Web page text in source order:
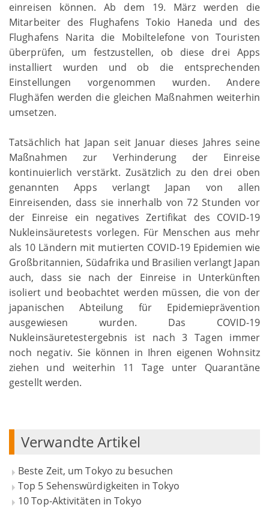
einreisen können. Ab dem 19. März werden die
Mitarbeiter des Flughafens Tokio Haneda und des
Flughafens Narita die Mobiltelefone von Touristen
überprüfen, um festzustellen, ob diese drei Apps
installiert wurden und ob die entsprechenden
Einstellungen vorgenommen wurden. Andere
Flughäfen werden die gleichen Maßnahmen weiterhin
umsetzen.
Tatsächlich hat Japan seit Januar dieses Jahres seine
Maßnahmen zur Verhinderung der Einreise
kontinuierlich verstärkt. Zusätzlich zu den drei oben
genannten Apps verlangt Japan von allen
Einreisenden, dass sie innerhalb von 72 Stunden vor
der Einreise ein negatives Zertifikat des COVID-19
Nukleinsäuretests vorlegen. Für Menschen aus mehr
als 10 Ländern mit mutierten COVID-19 Epidemien wie
Großbritannien, Südafrika und Brasilien verlangt Japan
auch, dass sie nach der Einreise in Unterkünften
isoliert und beobachtet werden müssen, die von der
japanischen Abteilung für Epidemieprävention
ausgewiesen wurden. Das COVID-19
Nukleinsäuretestergebnis ist nach 3 Tagen immer
noch negativ. Sie können in Ihren eigenen Wohnsitz
ziehen und weiterhin 11 Tage unter Quarantäne
gestellt werden.
Verwandte Artikel
Beste Zeit, um Tokyo zu besuchen
Top 5 Sehenswürdigkeiten in Tokyo
10 Top-Aktivitäten in Tokyo